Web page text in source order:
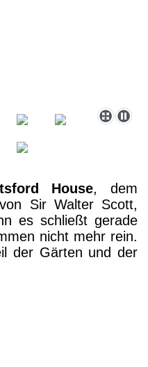
House, dem
Sir Walter Scott,
es schließt gerade
nicht mehr rein.
der Gärten und der